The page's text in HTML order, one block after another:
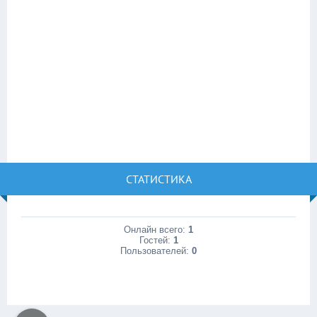
СТАТИСТИКА
Онлайн всего: 1
Гостей: 1
Пользователей: 0